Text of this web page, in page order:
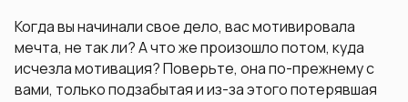
Когда вы начинали свое дело, вас мотивировала
мечта, не так ли? А что же произошло потом, куда
исчезла мотивация? Поверьте, она по-прежнему с
вами, только подзабытая и из-за этого потерявшая